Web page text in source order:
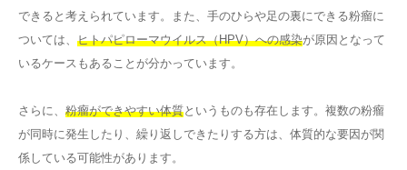
できると考えられています。また、手のひらや足の裏にできる粉瘤に
ついては、 ヒトパピローマウイルス（HPV）への感染が原因となって
いるケースもあることが分かっています。
さらに、 粉瘤ができやすい体質というものも存在します。複数の粉瘤
が同時に発生したり、繰り返しできたりする方は、体質的な要因が関
係している可能性があります。